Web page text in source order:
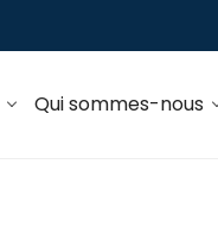
Qui sommes-nous